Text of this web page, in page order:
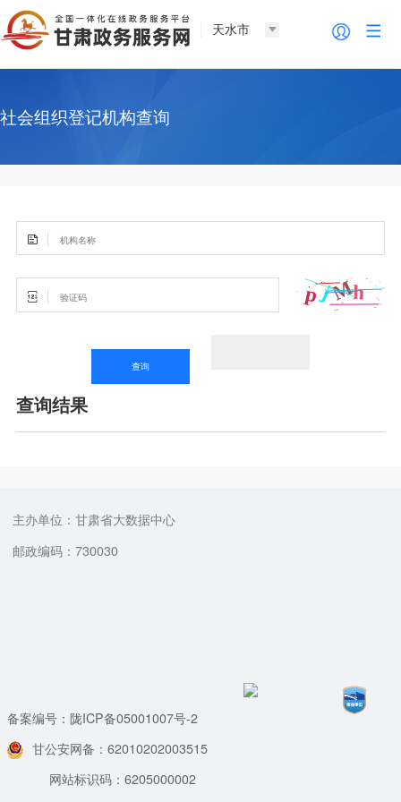
天水市
社会组织登记机构查询
查询结果
主办单位：甘肃省大数据中心
邮政编码：730030
备案编号：陇ICP备05001007号-2
甘公安网备：62010202003515
网站标识码：6205000002